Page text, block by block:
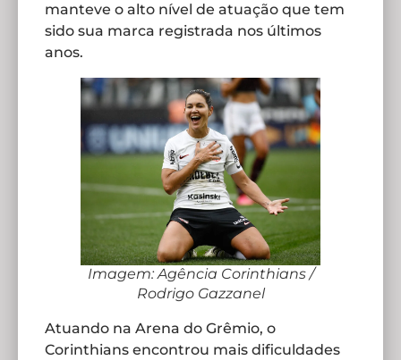
manteve o alto nível de atuação que tem
sido sua marca registrada nos últimos
anos.
Imagem: Agência Corinthians /
Rodrigo Gazzanel
Atuando na Arena do Grêmio, o
Corinthians encontrou mais dificuldades